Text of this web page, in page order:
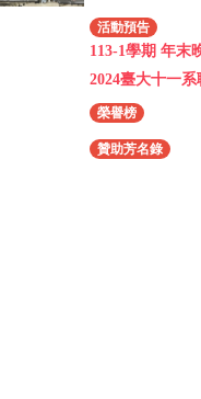
活動預告
113-1學期 年末
2024臺大十一
榮譽榜
贊助芳名錄